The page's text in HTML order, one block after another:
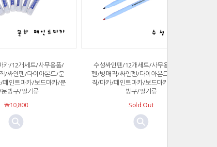
카/12개세트/사무용품/
/싸인펜/다이아몬드/문
인트마카/보드마카/문
방구/필기류
￦10,800
수성싸인펜/12개세트/사무용품/네임
펜/병매직/싸인펜/다이아몬드/문화/매
직/마카/페인트마카/보드마카/문구/문
방구/필기류
Sold Out